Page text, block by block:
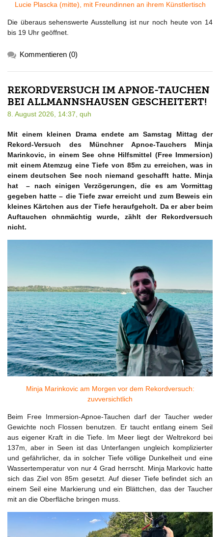
Lucie Plascka (mitte), mit Freundinnen an ihrem Künstlertisch
Die überaus sehenswerte Ausstellung ist nur noch heute von 14
bis 19 Uhr geöffnet.
Kommentieren (0)
REKORDVERSUCH IM APNOE-TAUCHEN
BEI ALLMANNSHAUSEN GESCHEITERT!
8. August 2026, 14:37, quh
Mit einem kleinen Drama endete am Samstag Mittag der
Rekord-Versuch des Münchner Apnoe-Tauchers Minja
Marinkovic, in einem See ohne Hilfsmittel (Free Immersion)
mit einem Atemzug eine Tiefe von 85m zu erreichen, was in
einem deutschen See noch niemand geschafft hatte. Minja
hat – nach einigen Verzögerungen, die es am Vormittag
gegeben hatte – die Tiefe zwar erreicht und zum Beweis ein
kleines Kärtchen aus der Tiefe heraufgeholt. Da er aber beim
Auftauchen ohnmächtig wurde, zählt der Rekordversuch
nicht.
Minja Marinkovic am Morgen vor dem Rekordversuch:
zuvversichtlich
Beim Free Immersion-Apnoe-Tauchen darf der Taucher weder
Gewichte noch Flossen benutzen. Er taucht entlang einem Seil
aus eigener Kraft in die Tiefe. Im Meer liegt der Weltrekord bei
137m, aber in Seen ist das Unterfangen ungleich komplizierter
und gefährlicher, da in solcher Tiefe völlige Dunkelheit und eine
Wassertemperatur von nur 4 Grad herrscht. Minja Markovic hatte
sich das Ziel von 85m gesetzt. Auf dieser Tiefe befindet sich an
einem Seil eine Markierung und ein Blättchen, das der Taucher
mit an die Oberfläche bringen muss.